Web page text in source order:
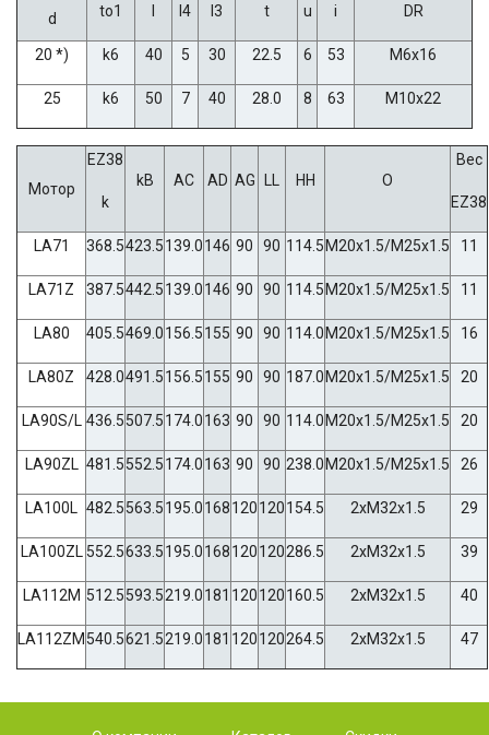
d to1 l4 l3 t u i DR
20 *) k6 40 5 30 22.5 6 53 M6x16
25 k6 50 7 40 28.0 8 63 M10x22
Мотор
EZ38
k
kB AC AD AG HH O
Вес
EZ38
LA71 368.5423.5139.0146 90 90 114.5 M20x1.5/M25x1.5 11
LA71Z 387.5442.5139.0146 90 90 114.5 M20x1.5/M25x1.5 11
LA80 405.5469.0156.5155 90 90 114.0 M20x1.5/M25x1.5 16
LA80Z 428.0491.5156.5155 90 90 187.0 M20x1.5/M25x1.5 20
LA90S/L 436.5507.5174.0163 90 90 114.0 M20x1.5/M25x1.5 20
LA90ZL 481.5552.5174.0163 90 90 238.0 M20x1.5/M25x1.5 26
LA100L 482.5563.5195.0168120120154.5 2xM32x1.5 29
LA100ZL 552.5633.5195.0168120120286.5 2xM32x1.5 39
LA112M 512.5593.5219.0181 120120160.5 2xM32x1.5 40
LA112ZM 540.5621.5219.0181 120120264.5 2xM32x1.5 47